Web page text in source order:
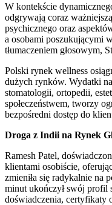
W kontekście
odgrywają coraz
psychicznego oraz
a osobami poszukującymi
tłumaczeniem głosowym,
Polski rynek wellness
dużych rynków. Wydatki
stomatologii, ortopedii,
społeczeństwem, tworzy
bezpośredni dostęp do
Droga z Indii na Rynek
Ramesh Patel,
klientami osobiście,
zmieniła się radykalnie na
minut ukończył swój profil
doświadczenia, certyfikaty